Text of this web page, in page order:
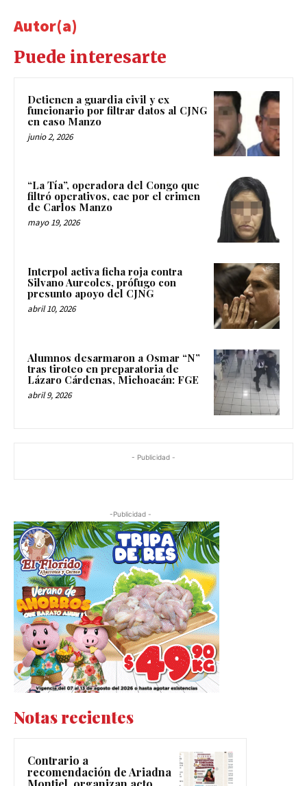
Autor(a)
Puede interesarte
Detienen a guardia civil y ex
funcionario por filtrar datos al CJNG
en caso Manzo
junio 2, 2026
“La Tía”, operadora del Congo que
filtró operativos, cae por el crimen
de Carlos Manzo
mayo 19, 2026
Interpol activa ficha roja contra
Silvano Aureoles, prófugo con
presunto apoyo del CJNG
abril 10, 2026
Alumnos desarmaron a Osmar “N”
tras tiroteo en preparatoria de
Lázaro Cárdenas, Michoacán: FGE
abril 9, 2026
- Publicidad -
-Publicidad -
Notas recientes
Contrario a
recomendación de Ariadna